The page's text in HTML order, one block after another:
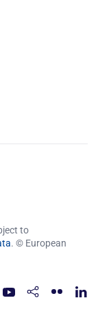
to
. © European